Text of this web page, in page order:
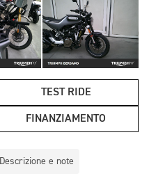
TEST RIDE
FINANZIAMENTO
Descrizione e note